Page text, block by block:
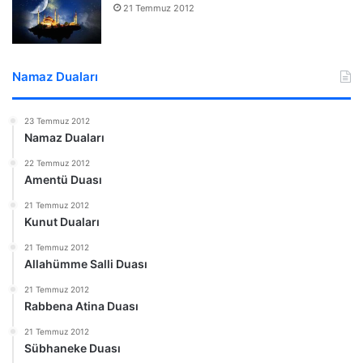
21 Temmuz 2012
Namaz Duaları
23 Temmuz 2012
Namaz Duaları
22 Temmuz 2012
Amentü Duası
21 Temmuz 2012
Kunut Duaları
21 Temmuz 2012
Allahümme Salli Duası
21 Temmuz 2012
Rabbena Atina Duası
21 Temmuz 2012
Sübhaneke Duası